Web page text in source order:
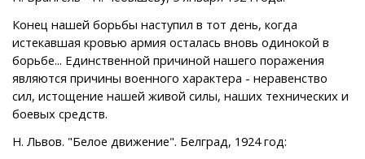
Конец нашей борьбы наступил в тот день, когда
истекавшая кровью армия осталась вновь одинокой в
борьбе... Единственной причиной нашего поражения
являются причины военного характера - неравенство
сил, истощение нашей живой силы, наших технических и
боевых средств.
Н. Львов. "Белое движение". Белград, 1924 год: